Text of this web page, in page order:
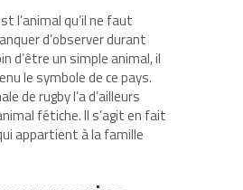
l’animal qu’il ne faut
d’observer durant
d’être un simple animal, il
le symbole de ce pays.
de rugby l’a d’ailleurs
fétiche. Il s’agit en fait
appartient à la famille